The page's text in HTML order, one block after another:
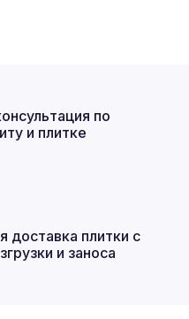
по
и плитке
доставка плитки с
и заноса